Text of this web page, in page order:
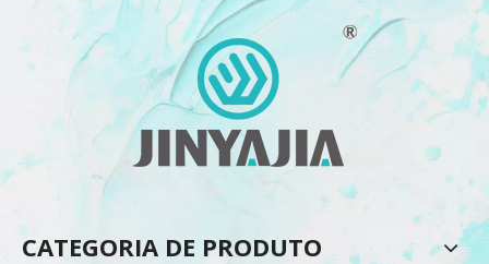
CATEGORIA DE PRODUTO